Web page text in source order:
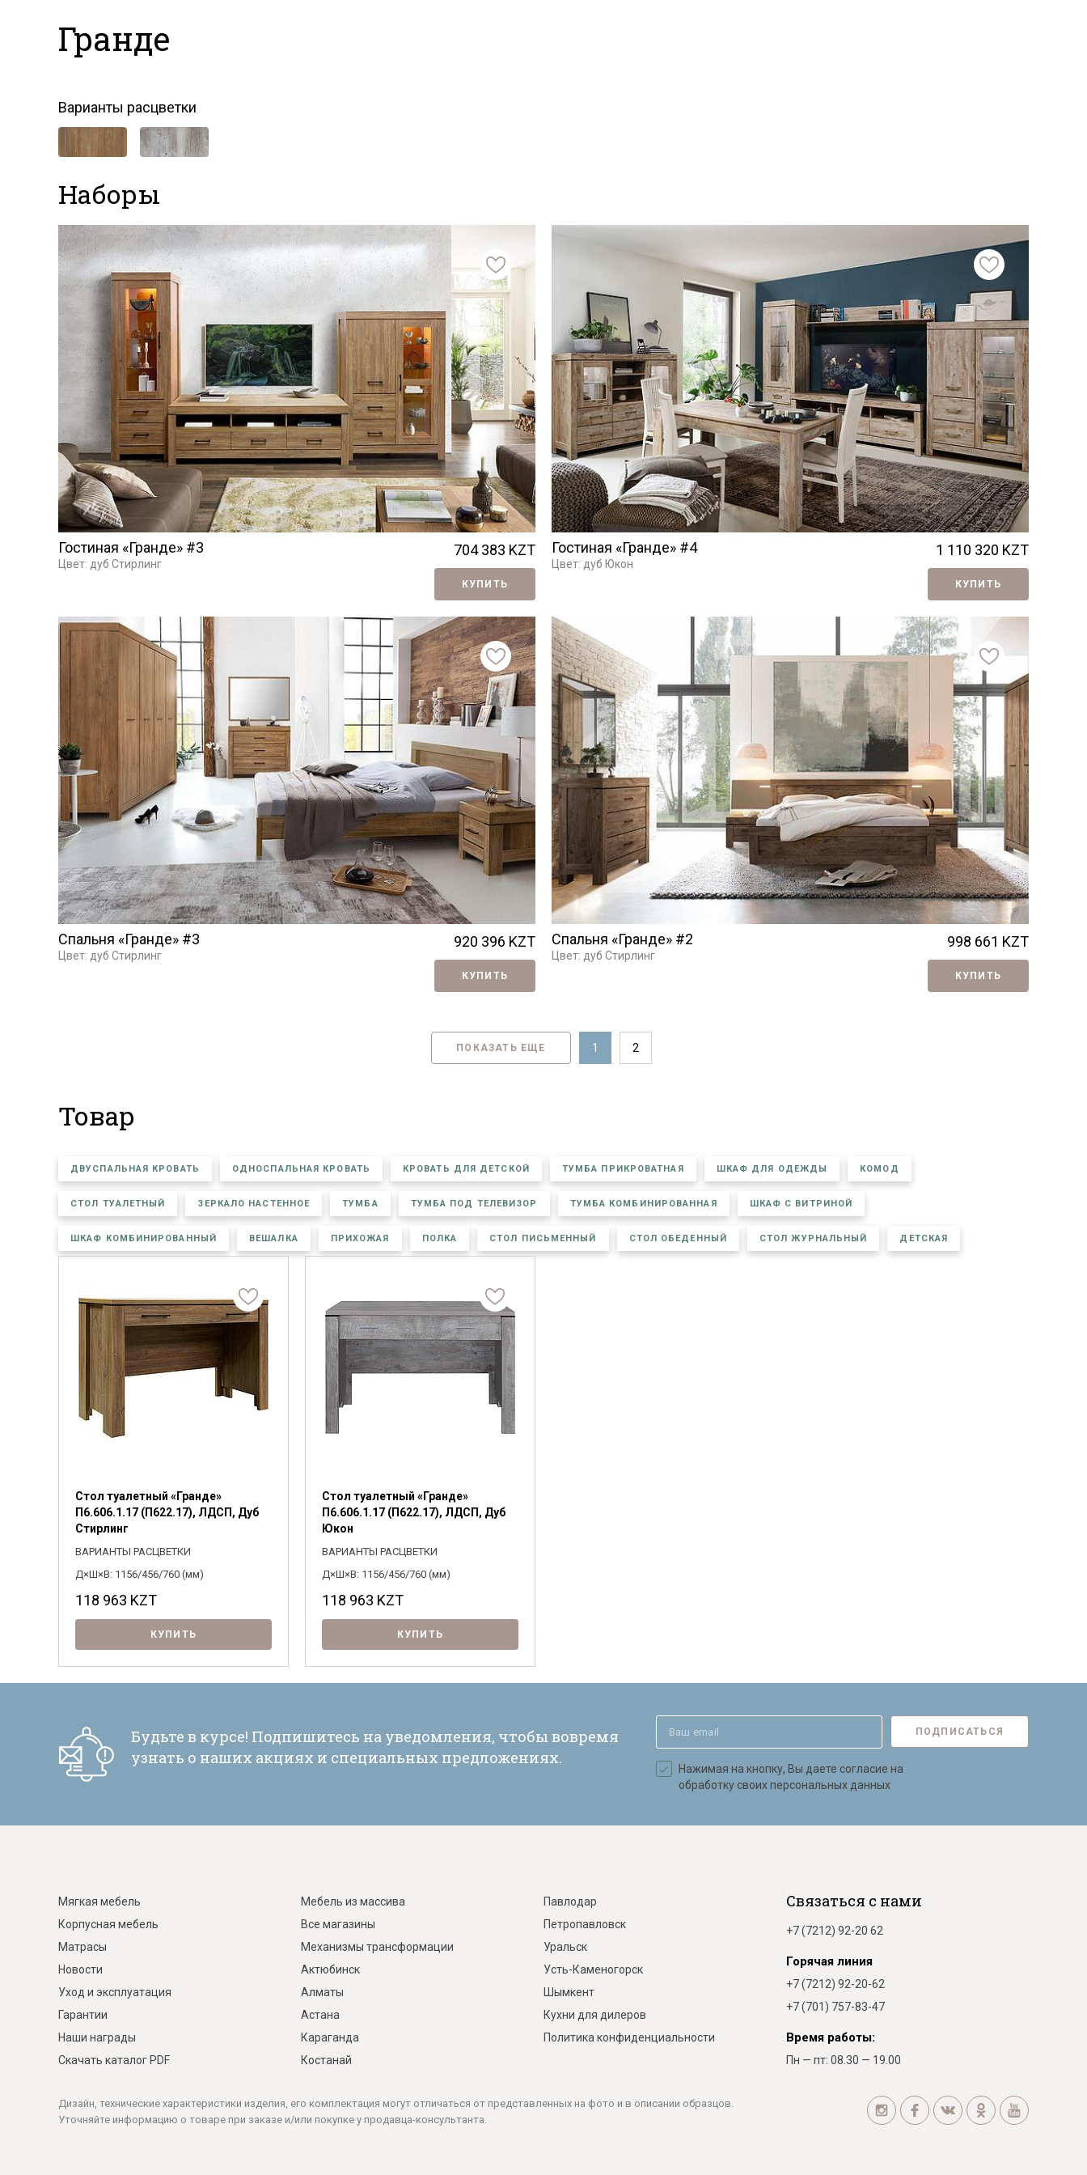
Я ознакомлен с Политикой
в отношении
обработки персональных данных и
согласен на их обработку.
Гранде
Варианты расцветки
Наборы
Гостиная «Гранде» #3
Цвет: дуб Стирлинг
704 383 KZT
КУПИТЬ
Гостиная «Гранде» #4
Цвет: дуб Юкон
1 110 320 KZT
КУПИТЬ
Спальня «Гранде» #3
Цвет: дуб Стирлинг
920 396 KZT
КУПИТЬ
Спальня «Гранде» #2
Цвет: дуб Стирлинг
998 661 KZT
КУПИТЬ
ПОКАЗАТЬ ЕЩЕ 1 2
Товар
ДВУСПАЛЬНАЯ КРОВАТЬ ОДНОСПАЛЬНАЯ КРОВАТЬ КРОВАТЬ ДЛЯ ДЕТСКОЙ ТУМБА ПРИКРОВАТНАЯ ШКАФ ДЛЯ ОДЕЖДЫ КОМОД
СТОЛ ТУАЛЕТНЫЙ ЗЕРКАЛО НАСТЕННОЕ ТУМБА ТУМБА ПОД ТЕЛЕВИЗОР ТУМБА КОМБИНИРОВАННАЯ ШКАФ С ВИТРИНОЙ
ШКАФ КОМБИНИРОВАННЫЙ ВЕШАЛКА ПРИХОЖАЯ ПОЛКА СТОЛ ПИСЬМЕННЫЙ СТОЛ ОБЕДЕННЫЙ СТОЛ ЖУРНАЛЬНЫЙ ДЕТСКАЯ
Стол туалетный «Гранде»
П6.606.1.17 (П622.17), ЛДСП, Дуб
Стирлинг
ВАРИАНТЫ РАСЦВЕТКИ
Д×Ш×В: 1156/456/760 (мм)
118 963 KZT
КУПИТЬ
Стол туалетный «Гранде»
П6.606.1.17 (П622.17), ЛДСП, Дуб
Юкон
ВАРИАНТЫ РАСЦВЕТКИ
Д×Ш×В: 1156/456/760 (мм)
118 963 KZT
КУПИТЬ
Будьте в курсе! Подпишитесь на уведомления, чтобы вовремя
узнать о наших акциях и специальных предложениях.
ПОДПИСАТЬСЯ
Нажимая на кнопку, Вы даете согласие на
обработку своих персональных данных
Мягкая мебель
Корпусная мебель
Матрасы
Новости
Уход и эксплуатация
Гарантии
Наши награды
Скачать каталог PDF
Мебель из массива
Все магазины
Механизмы трансформации
Актюбинск
Алматы
Астана
Караганда
Костанай
Павлодар
Петропавловск
Уральск
Усть-Каменогорск
Шымкент
Кухни для дилеров
Политика конфиденциальности
Связаться с нами
+7 (7212) 92-20 62
Горячая линия
+7 (7212) 92-20-62
+7 (701) 757-83-47
Время работы:
Пн — пт: 08.30 — 19.00
Дизайн, технические характеристики изделия, его комплектация могут отличаться от представленных на фото и в описании образцов.
Уточняйте информацию о товаре при заказе и/или покупке у продавца-консультанта.